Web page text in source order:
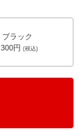
ブラック
円 (税込)